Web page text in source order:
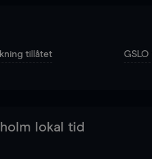
tillåtet
lokal tid